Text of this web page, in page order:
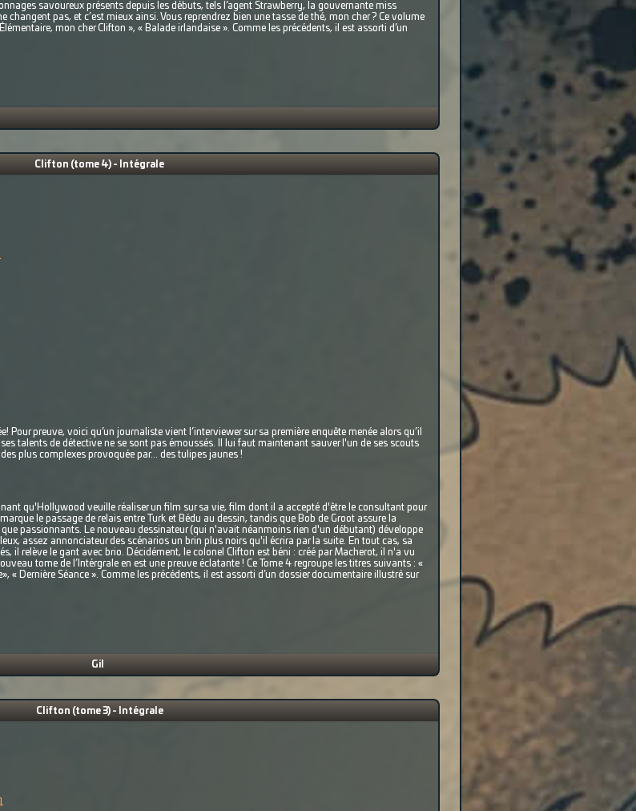
savoureux présents depuis les débuts, tels l’agent Strawberry, la gouvernante miss
changent pas, et c’est mieux ainsi. Vous reprendrez bien une tasse de thé, mon cher ? Ce volume
mon cher Clifton », « Balade irlandaise ». Comme les précédents, il est assorti d’un
Clifton (tome 4) - Intégrale
Pour preuve, voici qu’un journaliste vient l’interviewer sur sa première enquête menée alors qu’il
talents de détective ne se sont pas émoussés. Il lui faut maintenant sauver l'un de ses scouts
plus complexes provoquée par... des tulipes jaunes !
qu'Hollywood veuille réaliser un film sur sa vie, film dont il a accepté d'être le consultant pour
le passage de relais entre Turk et Bédu au dessin, tandis que Bob de Groot assure la
passionnants. Le nouveau dessinateur (qui n'avait néanmoins rien d'un débutant) développe
assez annonciateur des scénarios un brin plus noirs qu'il écrira par la suite. En tout cas, sa
il relève le gant avec brio. Décidément, le colonel Clifton est béni : créé par Macherot, il n'a vu
tome de l’Intérgrale en est une preuve éclatante ! Ce Tome 4 regroupe les titres suivants : «
« Dernière Séance ». Comme les précédents, il est assorti d’un dossier documentaire illustré sur
Gil
Clifton (tome 3) - Intégrale